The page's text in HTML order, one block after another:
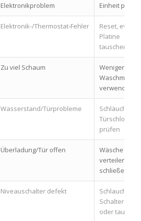
Elektronikproblem
Einheit prüfen
Elektronik-/Thermostat‑Fehler
Reset, evtl.
Platine
tauschen
Zu viel Schaum
Weniger
Waschmittel
verwenden
Wasserstand/Türprobleme
Schläuche,
Türschloss
prüfen
Überladung/Tür offen
Wäsche neu
verteilen, Tür
schließen
Niveauschalter defekt
Schlauch &
Schalter
oder